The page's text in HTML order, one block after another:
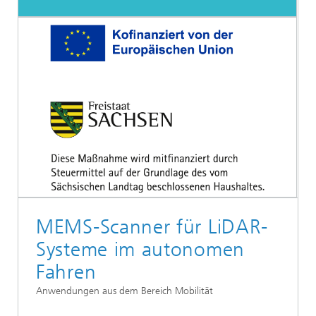
MEMS-Scanner für LiDAR-
Systeme im autonomen
Fahren
Anwendungen aus dem Bereich Mobilität